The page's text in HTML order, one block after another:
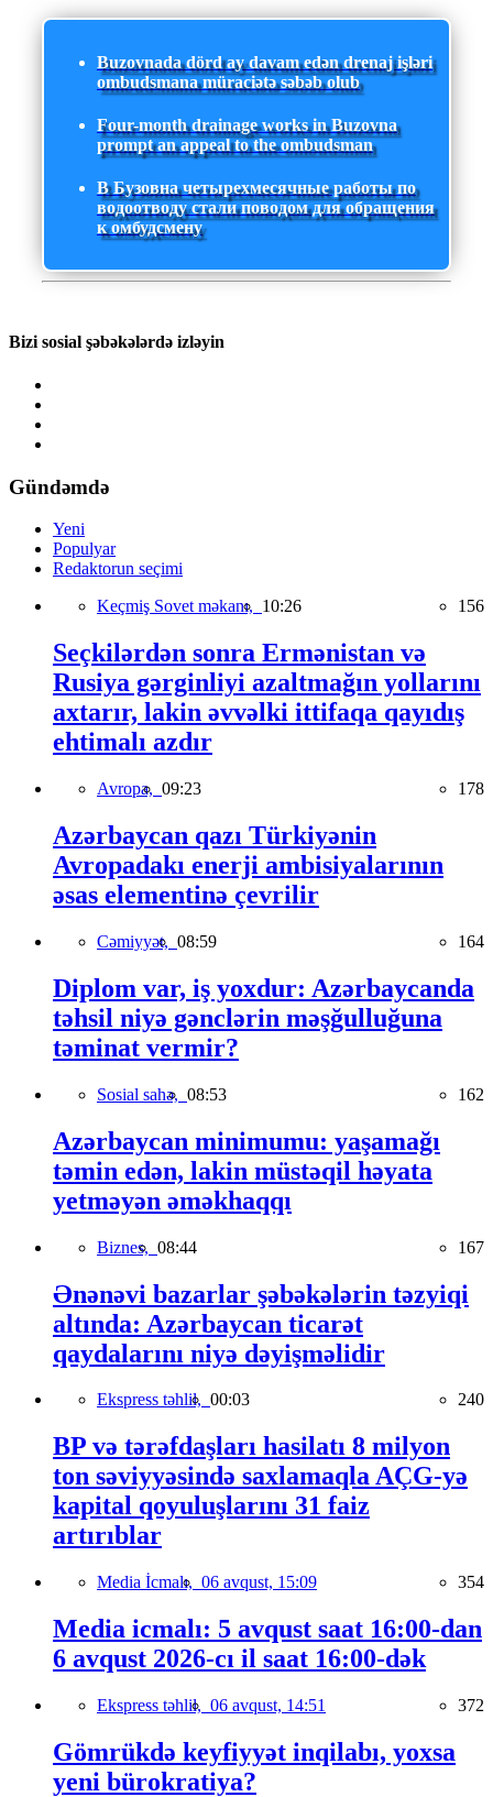
Buzovnada dörd ay davam edən drenaj işləri
ombudsmana müraciətə səbəb olub
Four-month drainage works in Buzovna
prompt an appeal to the ombudsman
В Бузовна четырехмесячные работы по
водоотводу стали поводом для обращения
к омбудсмену
Bizi sosial şəbəkələrdə izləyin
Gündəmdə
Yeni
Populyar
Redaktorun seçimi
Keçmiş Sovet məkanı, 10:26 156
Seçkilərdən sonra Ermənistan və
Rusiya gərginliyi azaltmağın yollarını
axtarır, lakin əvvəlki ittifaqa qayıdış
ehtimalı azdır
Avropa, 09:23 178
Azərbaycan qazı Türkiyənin
Avropadakı enerji ambisiyalarının
əsas elementinə çevrilir
Cəmiyyət, 08:59 164
Diplom var, iş yoxdur: Azərbaycanda
təhsil niyə gənclərin məşğulluğuna
təminat vermir?
Sosial sahə, 08:53 162
Azərbaycan minimumu: yaşamağı
təmin edən, lakin müstəqil həyata
yetməyən əməkhaqqı
Biznes, 08:44 167
Ənənəvi bazarlar şəbəkələrin təzyiqi
altında: Azərbaycan ticarət
qaydalarını niyə dəyişməlidir
Ekspress təhlil, 00:03 240
BP və tərəfdaşları hasilatı 8 milyon
ton səviyyəsində saxlamaqla AÇG-yə
kapital qoyuluşlarını 31 faiz
artırıblar
Media İcmalı, 06 avqust, 15:09 354
Media icmalı: 5 avqust saat 16:00-dan
6 avqust 2026-cı il saat 16:00-dək
Ekspress təhlil, 06 avqust, 14:51 372
Gömrükdə keyfiyyət inqilabı, yoxsa
yeni bürokratiya?